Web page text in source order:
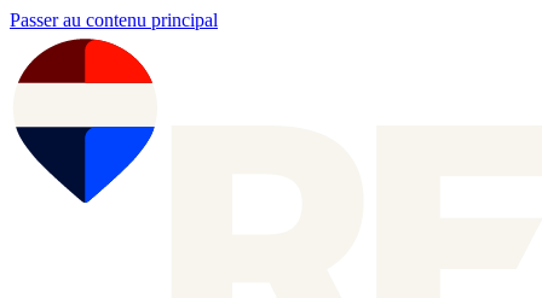
Passer au contenu principal